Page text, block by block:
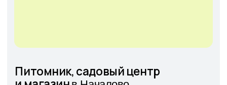
Соглашаюсь сПолитикой конфиденциальности